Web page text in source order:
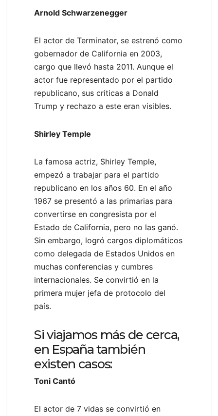
Arnold Schwarzenegger
El actor de Terminator, se estrenó como
gobernador de California en 2003,
cargo que llevó hasta 2011. Aunque el
actor fue representado por el partido
republicano, sus criticas a Donald
Trump y rechazo a este eran visibles.
Shirley Temple
La famosa actriz, Shirley Temple,
empezó a trabajar para el partido
republicano en los años 60. En el año
1967 se presentó a las primarias para
convertirse en congresista por el
Estado de California, pero no las ganó.
Sin embargo, logró cargos diplomáticos
como delegada de Estados Unidos en
muchas conferencias y cumbres
internacionales. Se convirtió en la
primera mujer jefa de protocolo del
país.
Si viajamos más de cerca,
en España también
existen casos:
Toni Cantó
El actor de 7 vidas se convirtió en